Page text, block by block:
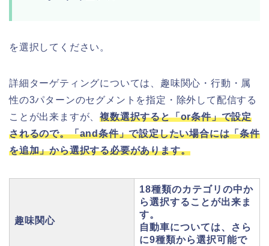
を選択してください。
詳細ターゲティングについては、趣味関心・行動・属
性の3パターンのセグメントを指定・除外して配信する
ことが出来ますが、複数選択すると「or条件」で設定
されるので。「and条件」で設定したい場合には「条件
を追加」から選択する必要があります。
趣味関心
18種類のカテゴリの中か
ら選択することが出来ま
す。
自動車については、さら
に9種類から選択可能で